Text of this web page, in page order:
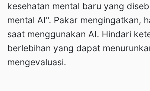
kesehatan mental baru yang
mental AI". Pakar mengingatkan,
saat menggunakan AI. Hindari
berlebihan yang dapat
mengevaluasi.